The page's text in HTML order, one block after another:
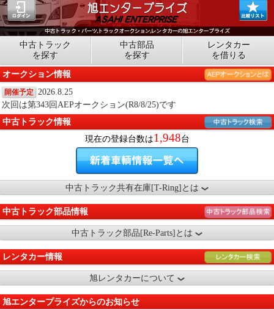
中古トラック
を探す
中古部品
を探す
レンタカー
を借りる
オークション情報
開催予定
2026.8.25
次回は第343回AEPオークション(R8/8/25)です
中古トラック情報
現在の登録台数は1,948台
中古トラック共有在庫[T-Ring]とは
中古トラック部品情報
中古トラック部品[Re-Parts]とは
レンタカー情報
旭レンタカーについて
旭エンタープライズからのお知らせ